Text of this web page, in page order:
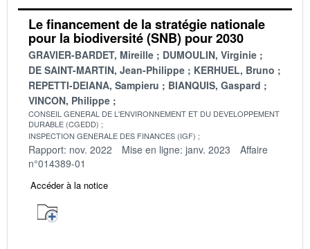
Le financement de la stratégie nationale
pour la biodiversité (SNB) pour 2030
GRAVIER-BARDET, Mireille
DUMOULIN, Virginie
DE SAINT-MARTIN, Jean-Philippe
KERHUEL, Bruno
REPETTI-DEIANA, Sampieru
BIANQUIS, Gaspard
VINCON, Philippe
CONSEIL GENERAL DE L'ENVIRONNEMENT ET DU DEVELOPPEMENT
DURABLE (CGEDD)
INSPECTION GENERALE DES FINANCES (IGF)
Rapport: nov. 2022 Mise en ligne: janv. 2023
Affaire
n°014389-01
Accéder à la notice